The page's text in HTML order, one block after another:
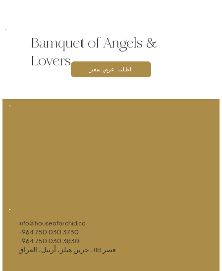
Bamquet of Angels &
Lovers اطلب عرض سعر
info@houseoforchid.co
+964 750 030 3730
+964 750 030 3830
قصر 118، جرين هيلز، أربيل، العراق